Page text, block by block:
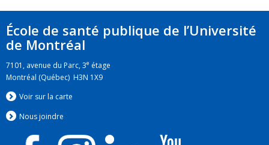
École de santé publique de l’Université
de Montréal
7101, avenue du Parc, 3e étage
Montréal (Québec) H3N 1X9
Voir sur la carte
Nous joindre